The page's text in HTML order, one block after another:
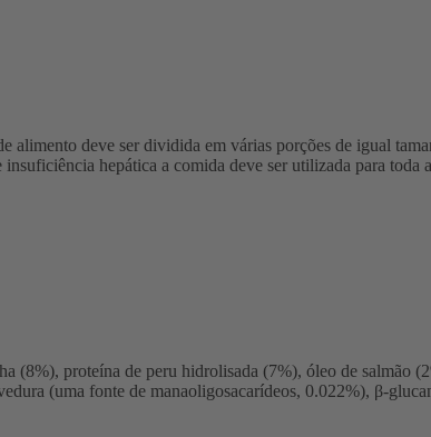
deve ser dividida em várias porções de igual
hepática a comida deve ser utilizada para toda
(8%), proteína de peru hidrolisada (7%), óleo de salmão
(uma fonte de manaoligosacarídeos, 0.022%), β-